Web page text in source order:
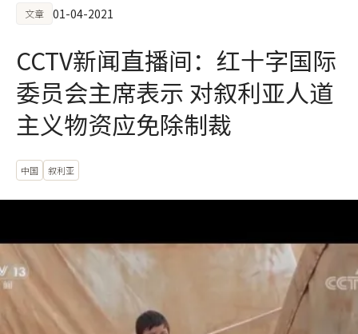
文章 01-04-2021
CCTV新闻直播间：红十字国际
委员会主席表示 对叙利亚人道
主义物资应免除制裁
中国 叙利亚